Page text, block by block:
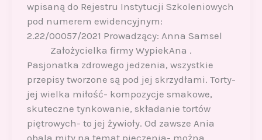
wpisaną do Rejestru Instytucji Szkoleniowych
pod numerem ewidencyjnym:
2.22/00057/2021 Prowadzący: Anna Samsel
Założycielka firmy WypiekAna .
Pasjonatka zdrowego jedzenia, wszystkie
przepisy tworzone są pod jej skrzydłami. Torty-
jej wielka miłość- kompozycje smakowe,
skuteczne tynkowanie, składanie tortów
piętrowych- to jej żywioły. Od zawsze Ania